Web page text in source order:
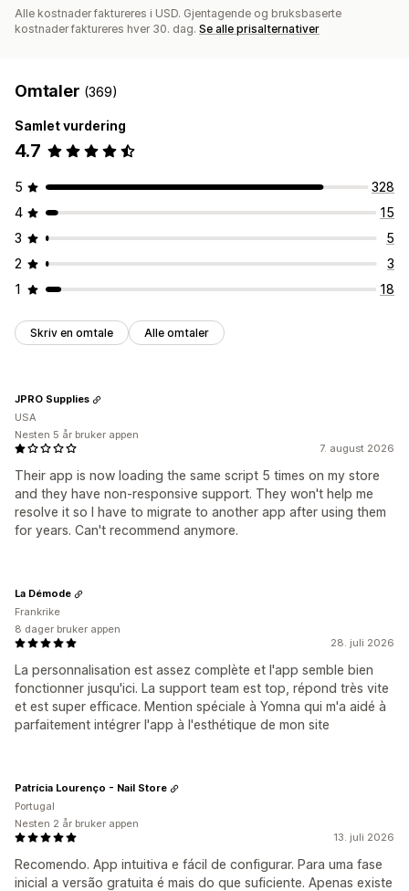
Alle kostnader faktureres i USD. Gjentagende og bruksbaserte
kostnader faktureres hver 30. dag. Se alle prisalternativer
Omtaler (369)
Samlet vurdering
4.7
5
328
4
15
3
5
2
3
1
18
Skriv en omtale Alle omtaler
7. august 2026
Their app is now loading the same script 5 times on my store
and they have non-responsive support. They won't help me
resolve it so I have to migrate to another app after using them
for years. Can't recommend anymore.
JPRO Supplies
USA
Nesten 5 år bruker appen
28. juli 2026
La personnalisation est assez complète et l'app semble bien
fonctionner jusqu'ici. La support team est top, répond très vite
et est super efficace. Mention spéciale à Yomna qui m'a aidé à
parfaitement intégrer l'app à l'esthétique de mon site
La Démode
Frankrike
8 dager bruker appen
13. juli 2026
Recomendo. App intuitiva e fácil de configurar. Para uma fase
inicial a versão gratuita é mais do que suficiente. Apenas existe
Patrícia Lourenço - Nail Store
Portugal
Nesten 2 år bruker appen